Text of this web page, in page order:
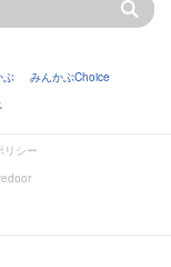
ぶ
みんかぶChoice
リシー